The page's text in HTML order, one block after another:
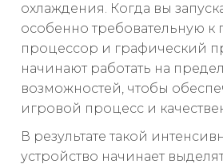
охлаждения. Когда вы
особенно требовательную к
процессор и графический
начинают работать на
возможностей, чтобы
игровой процесс и
В результате такой
устройство начинает